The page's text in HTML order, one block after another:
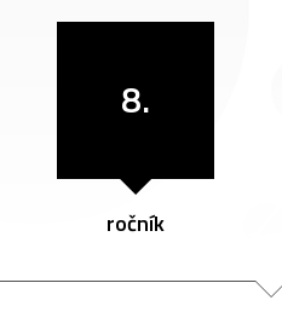
8.
ročník